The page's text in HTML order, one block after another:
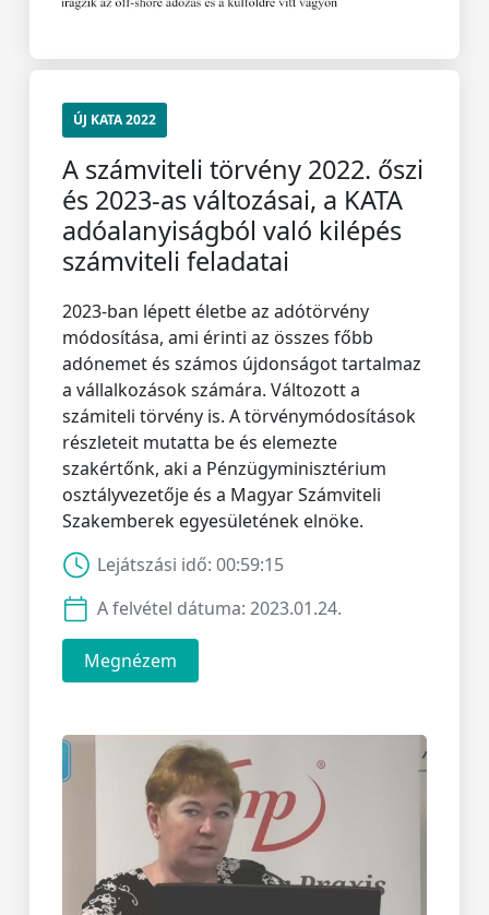
ÚJ KATA 2022
A számviteli törvény 2022. őszi
és 2023-as változásai, a KATA
adóalanyiságból való kilépés
számviteli feladatai
2023-ban lépett életbe az adótörvény
módosítása, ami érinti az összes főbb
adónemet és számos újdonságot tartalmaz
a vállalkozások számára. Változott a
számiteli törvény is. A törvénymódosítások
részleteit mutatta be és elemezte
szakértőnk, aki a Pénzügyminisztérium
osztályvezetője és a Magyar Számviteli
Szakemberek egyesületének elnöke.
Lejátszási idő: 00:59:15
A felvétel dátuma: 2023.01.24.
Megnézem